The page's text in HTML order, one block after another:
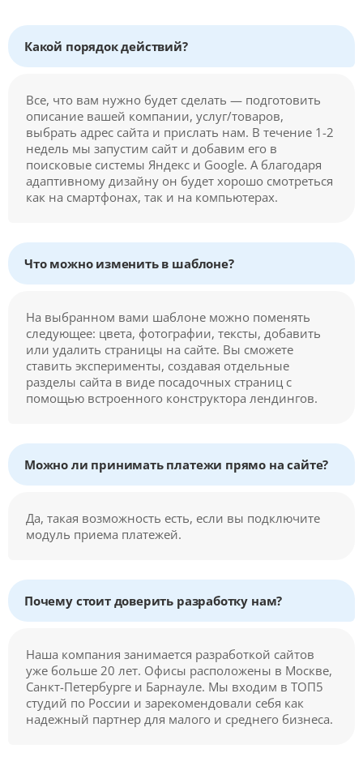
Какой порядок действий?
Все, что вам нужно будет сделать — подготовить
описание вашей компании, услуг/товаров,
выбрать адрес сайта и прислать нам. В течение 1-2
недель мы запустим сайт и добавим его в
поисковые системы Яндекс и Google. А благодаря
адаптивному дизайну он будет хорошо смотреться
как на смартфонах, так и на компьютерах.
Что можно изменить в шаблоне?
На выбранном вами шаблоне можно поменять
следующее: цвета, фотографии, тексты, добавить
или удалить страницы на сайте. Вы сможете
ставить эксперименты, создавая отдельные
разделы сайта в виде посадочных страниц с
помощью встроенного конструктора лендингов.
Можно ли принимать платежи прямо на сайте?
Да, такая возможность есть, если вы подключите
модуль приема платежей.
Почему стоит доверить разработку нам?
Наша компания занимается разработкой сайтов
уже больше 20 лет. Офисы расположены в Москве,
Санкт-Петербурге и Барнауле. Мы входим в ТОП5
студий по России и зарекомендовали себя как
надежный партнер для малого и среднего бизнеса.